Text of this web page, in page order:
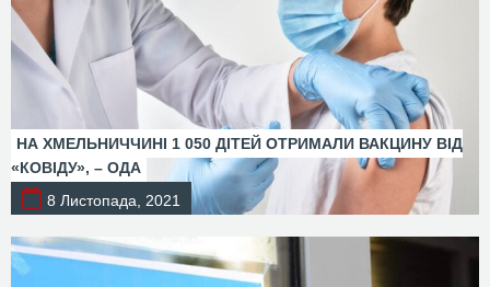
НА ХМЕЛЬНИЧЧИНІ 1 050 ДІТЕЙ ОТРИМАЛИ ВАКЦИНУ ВІД
«КОВІДУ», – ОДА
8 Листопада, 2021